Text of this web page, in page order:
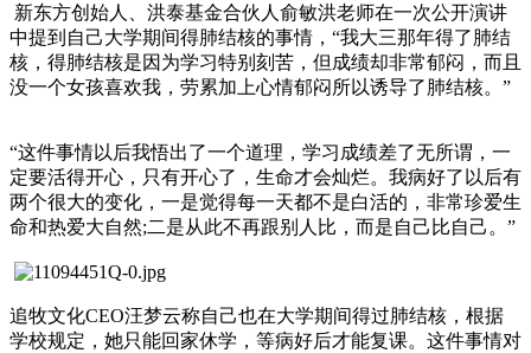
新东方创始人、洪泰基金合伙人俞敏洪老师在一次公开演讲
中提到自己大学期间得肺结核的事情，“我大三那年得了肺结
核，得肺结核是因为学习特别刻苦，但成绩却非常郁闷，而且
没一个女孩喜欢我，劳累加上心情郁闷所以诱导了肺结核。”
“这件事情以后我悟出了一个道理，学习成绩差了无所谓，一
定要活得开心，只有开心了，生命才会灿烂。我病好了以后有
两个很大的变化，一是觉得每一天都不是白活的，非常珍爱生
命和热爱大自然;二是从此不再跟别人比，而是自己比自己。”
追牧文化CEO汪梦云称自己也在大学期间得过肺结核，根据
学校规定，她只能回家休学，等病好后才能复课。这件事情对